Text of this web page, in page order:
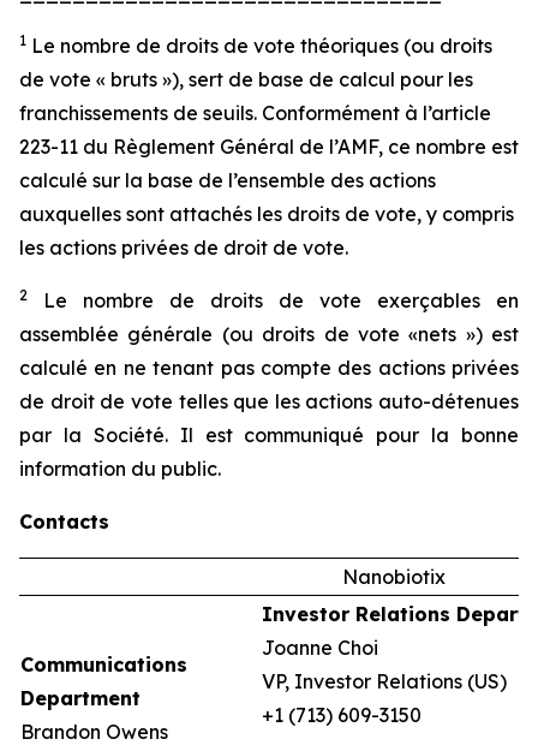
1 Le nombre de droits de vote théoriques (ou droits
de vote « bruts »), sert de base de calcul pour les
franchissements de seuils. Conformément à l’article
223-11 du Règlement Général de l’AMF, ce nombre est
calculé sur la base de l’ensemble des actions
auxquelles sont attachés les droits de vote, y compris
les actions privées de droit de vote.
2
Le nombre de droits de vote exerçables en
assemblée générale (ou droits de vote «nets ») est
calculé en ne tenant pas compte des actions privées
de droit de vote telles que les actions auto-détenues
par la Société. Il est communiqué pour la bonne
information du public.
Contacts
Nanobiotix
Communications
Department
Brandon Owens
Investor Relations
Joanne Choi
VP, Investor Relations (US)
+1 (713) 609-3150